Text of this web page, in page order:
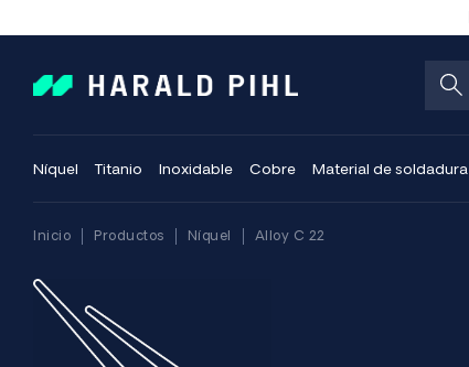
Níquel Titanio Inoxidable Cobre Material de soldadura
Inicio Productos Níquel Alloy C 22